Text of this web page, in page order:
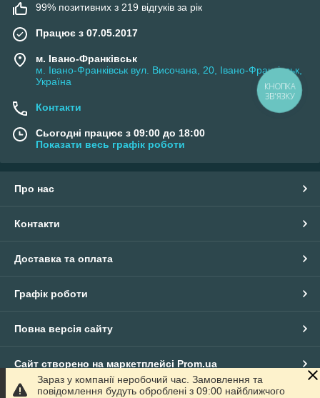
99% позитивних з 219 відгуків за рік
Працює з 07.05.2017
м. Івано-Франківськ
м. Івано-Франківськ вул. Височана, 20, Івано-Франківськ,
Україна
Контакти
Сьогодні працює з 09:00 до 18:00
Показати весь графік роботи
Про нас
Контакти
Доставка та оплата
Графік роботи
Повна версія сайту
Сайт створено на маркетплейсі Prom.ua
Зараз у компанії неробочий час. Замовлення та
повідомлення будуть оброблені з 09:00 найближчого
КНОПКА
ЗВ'ЯЗКУ